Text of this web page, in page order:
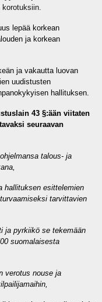
korotuksiin.
lepää korkean
ja korkean
ja vakautta luovan
uudistusten
hallituksen.
43 §:ään viitaten
seuraavan
talous- ja
hallituksen esittelemien
tarvittavien
ja pyrkiikö se tekemään
suomalaisesta
verotus nouse ja